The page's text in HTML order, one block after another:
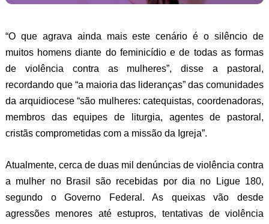
“O que agrava ainda mais este cenário é o silêncio de
muitos homens diante do feminicídio e de todas as formas
de violência contra as mulheres”, disse a pastoral,
recordando que “a maioria das lideranças” das comunidades
da arquidiocese “são mulheres: catequistas, coordenadoras,
membros das equipes de liturgia, agentes de pastoral,
cristãs comprometidas com a missão da Igreja”.
Atualmente, cerca de duas mil denúncias de violência contra
a mulher no Brasil são recebidas por dia no Ligue 180,
segundo o Governo Federal. As queixas vão desde
agressões menores até estupros, tentativas de violência